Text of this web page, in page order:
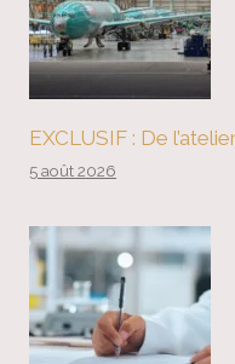
EXCLUSIF : De
5 août 2026